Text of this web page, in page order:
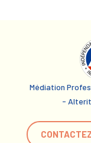
Médiation
-